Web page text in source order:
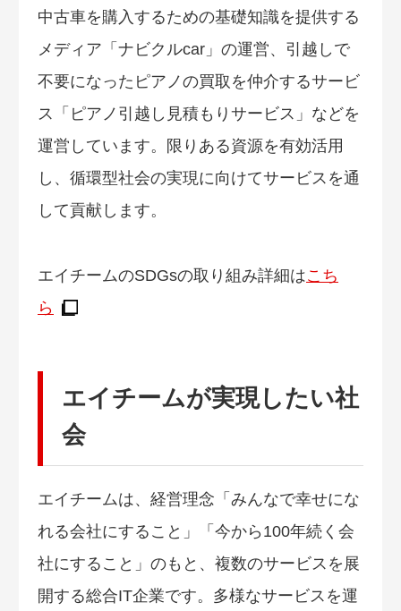
中古車を購入するための基礎知識を提供する
メディア「ナビクルcar」の運営、引越しで
不要になったピアノの買取を仲介するサービ
ス「ピアノ引越し見積もりサービス」などを
運営しています。限りある資源を有効活用
し、循環型社会の実現に向けてサービスを通
して貢献します。
エイチームのSDGsの取り組み詳細はこち
ら
エイチームが実現したい社
会
エイチームは、経営理念「みんなで幸せにな
れる会社にすること」「今から100年続く会
社にすること」のもと、複数のサービスを展
開する総合IT企業です。多様なサービスを運